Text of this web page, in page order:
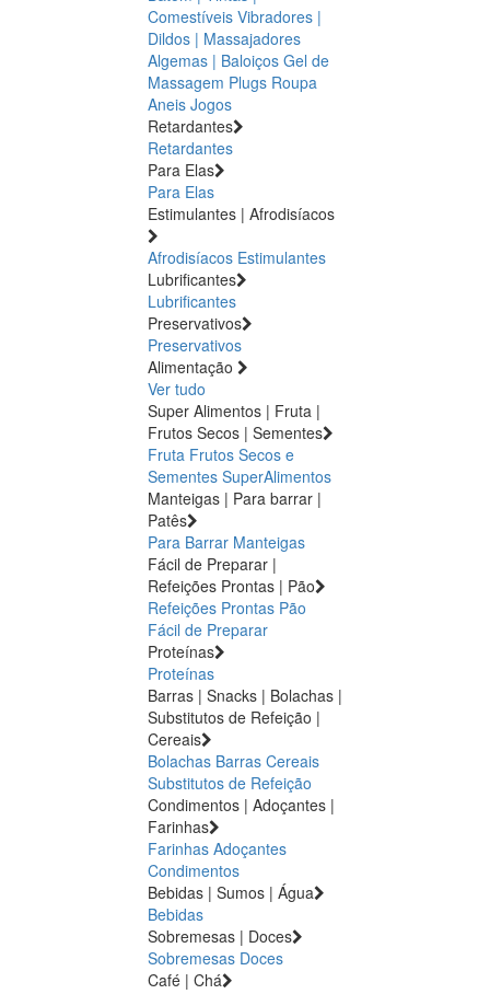
Comestíveis Vibradores |
Dildos | Massajadores
Algemas | Baloiços Gel de
Massagem Plugs Roupa
Aneis Jogos
Retardantes
Retardantes
Para Elas
Para Elas
Estimulantes | Afrodisíacos
Afrodisíacos Estimulantes
Lubrificantes
Lubrificantes
Preservativos
Preservativos
Alimentação
Ver tudo
Super Alimentos | Fruta |
Frutos Secos | Sementes
Fruta Frutos Secos e
Sementes SuperAlimentos
Manteigas | Para barrar |
Patês
Para Barrar Manteigas
Fácil de Preparar |
Refeições Prontas | Pão
Refeições Prontas Pão
Fácil de Preparar
Proteínas
Proteínas
Barras | Snacks | Bolachas |
Substitutos de Refeição |
Cereais
Bolachas Barras Cereais
Substitutos de Refeição
Condimentos | Adoçantes |
Farinhas
Farinhas Adoçantes
Condimentos
Bebidas | Sumos | Água
Bebidas
Sobremesas | Doces
Sobremesas Doces
Café | Chá